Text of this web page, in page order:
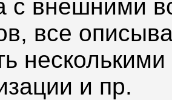
с внешними
все
и пр.